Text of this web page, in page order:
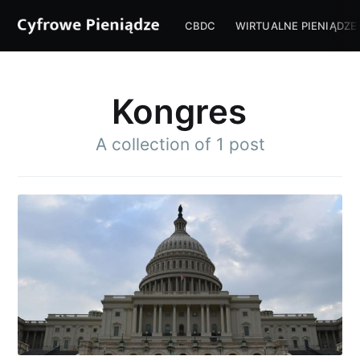
CBDC WIRTUALNE PIENIĄDZE
Kongres
A collection of 1 post